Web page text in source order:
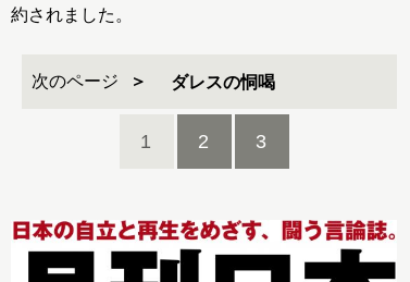
約されました。
次のページ ダレスの恫喝
1 2 3